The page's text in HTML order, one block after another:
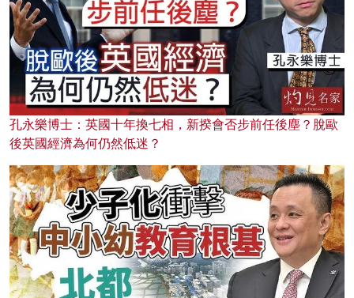
孔永樂博士：英國十年換七相，新揆會否步前任後塵？脫歐
後英國經濟為何仍然低迷？